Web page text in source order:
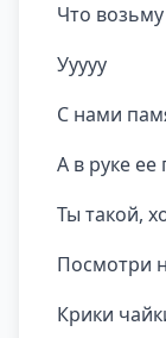
Что
Ууууу
С нами
А в руке ее
Ты такой,
Посмотри
Крики